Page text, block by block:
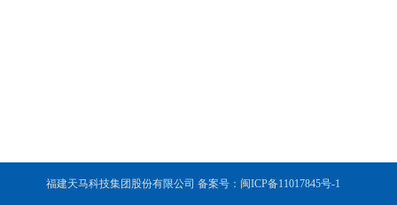
福建天马科技集团股份有限公司 备案号：闽ICP备11017845号-1